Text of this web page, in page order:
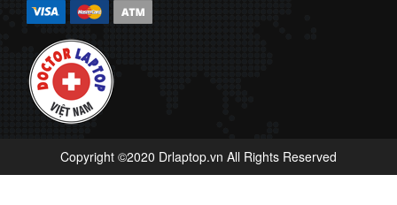
Copyright ©2020 Drlaptop.vn All Rights Reserved